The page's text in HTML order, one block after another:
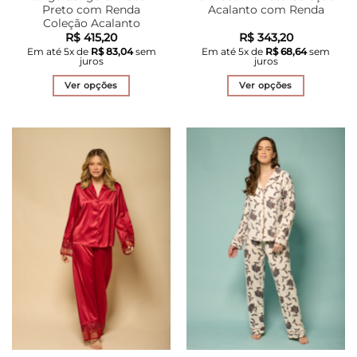
Preto com Renda
Coleção Acalanto
R$ 415,20
Em até 5x de R$83,04sem
juros
Ver opções
várias
variantes.
As
opções
podem
ser
escolhidas
página
produto
Acalanto com Renda
R$343,20
Em até 5x de R$68,64sem
juros
Ver opções
tem
várias
variantes.
As
opções
podem
ser
escolhidas
na
página
do
produto